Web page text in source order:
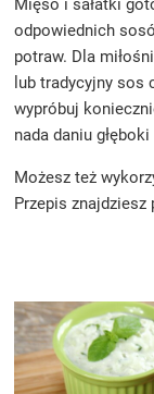
Mięso i sałatki
odpowiednich
potraw. Dla
lub tradycyjny
wypróbuj
nada daniu
Możesz też
Przepis znajdziesz